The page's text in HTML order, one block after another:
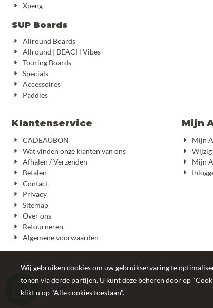
Xpeng
SUP Boards
Allround Boards
Allround | BEACH Vibes
Touring Boards
Specials
Accessoires
Paddles
Klantenservice
CADEAUBON
Wat vinden onze klanten van ons
Afhalen / Verzenden
Betalen
Contact
Privacy
Sitemap
Over ons
Retourneren
Algemene voorwaarden
Mijn
Mijn
Mijn
Wij gebruiken cookies om uw gebruikservaring te
tonen via derde partijen. U kunt deze beheren door op
klikt u op "Alle cookies toestaan".